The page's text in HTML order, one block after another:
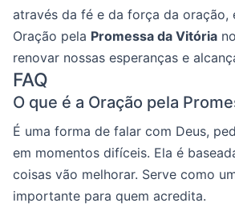
através da fé e da força da oração,
Oração pela Promessa da Vitória
renovar nossas esperanças e
FAQ
O que é a Oração pela
É uma forma de falar com Deus,
em momentos difíceis. Ela é
coisas vão melhorar. Serve como
importante para quem acredita.